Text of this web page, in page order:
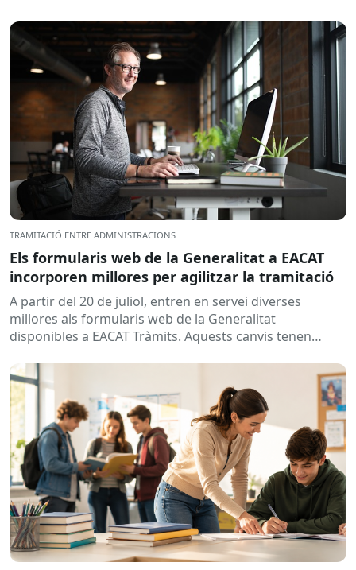
TRAMITACIÓ ENTRE ADMINISTRACIONS
Els formularis web de la Generalitat a EACAT
incorporen millores per agilitzar la tramitació
A partir del 20 de juliol, entren en servei diverses
millores als formularis web de la Generalitat
disponibles a EACAT Tràmits. Aquests canvis tenen